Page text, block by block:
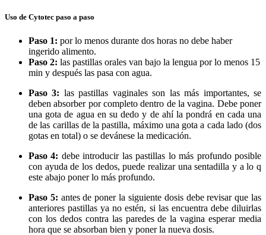
Uso de Cytotec paso a paso
Paso 1: por lo menos durante dos horas no debe haber
ingerido alimento.
Paso 2: las pastillas orales van bajo la lengua por lo menos 15
min y después las pasa con agua.
Paso 3: las pastillas vaginales son las más importantes, se
deben absorber por completo dentro de la vagina. Debe poner
una gota de agua en su dedo y de ahí la pondrá en cada una
de las carillas de la pastilla, máximo una gota a cada lado (dos
gotas en total) o se devánese la medicación.
Paso 4: debe introducir las pastillas lo más profundo posible
con ayuda de los dedos, puede realizar una sentadilla y a lo q
este abajo poner lo más profundo.
Paso 5: antes de poner la siguiente dosis debe revisar que las
anteriores pastillas ya no estén, si las encuentra debe diluirlas
con los dedos contra las paredes de la vagina esperar media
hora que se absorban bien y poner la nueva dosis.